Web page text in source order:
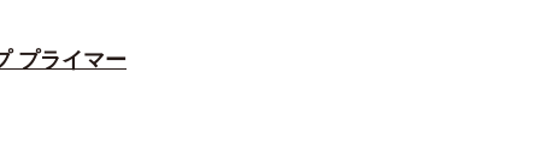
プライマー